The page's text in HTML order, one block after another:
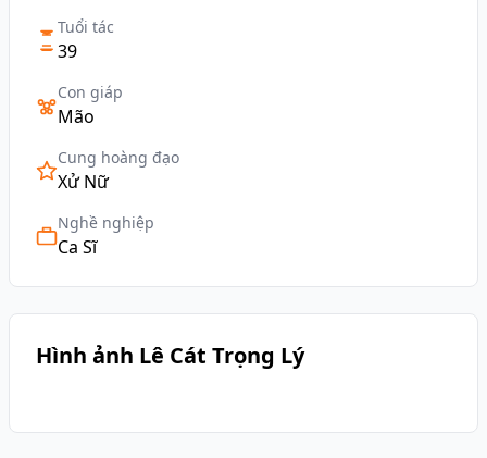
Tuổi tác
39
Con giáp
Mão
Cung hoàng đạo
Xử Nữ
Nghề nghiệp
Ca Sĩ
Hình ảnh Lê Cát Trọng Lý